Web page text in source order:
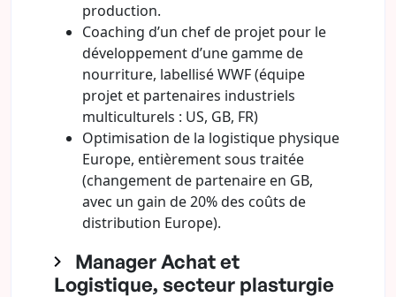
production.
Coaching d’un chef de projet pour le
développement d’une gamme de
nourriture, labellisé WWF (équipe
projet et partenaires industriels
multiculturels : US, GB, FR)
Optimisation de la logistique physique
Europe, entièrement sous traitée
(changement de partenaire en GB,
avec un gain de 20% des coûts de
distribution Europe).
Manager Achat et
Logistique, secteur plasturgie